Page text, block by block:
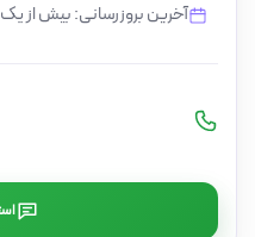
آخرین بروزرسانی: بیش از